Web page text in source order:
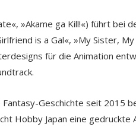
»Akame ga Kill!«) führt bei
is a Gal«, »My Sister,
für die Animation
Geschichte seit 2015
Hobby Japan eine gedruckte